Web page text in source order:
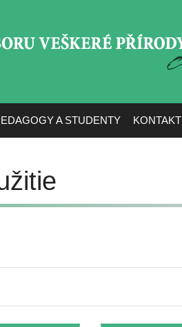
A STUDENTY KONTAKT